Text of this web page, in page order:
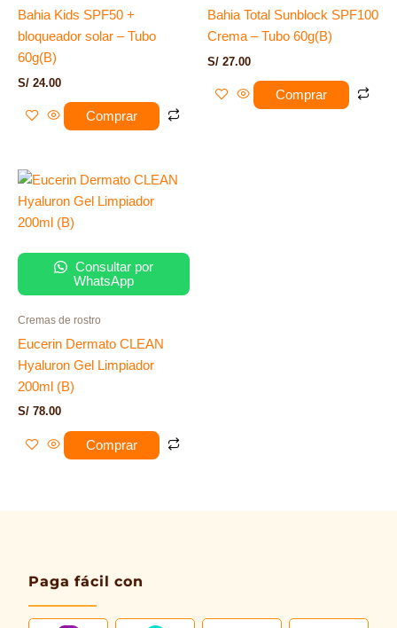
Bahia Kids SPF50 +
bloqueador solar – Tubo
60g(B)
S/ 24.00
Comprar
Bahia Total Sunblock SPF100
Crema – Tubo 60g(B)
S/ 27.00
Comprar
Consultar por
WhatsApp
Cremas de rostro
Eucerin Dermato CLEAN
Hyaluron Gel Limpiador
200ml (B)
S/ 78.00
Comprar
Paga fácil con